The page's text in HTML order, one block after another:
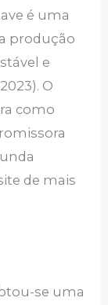
é uma
produção
e
O
como
de mais
se uma